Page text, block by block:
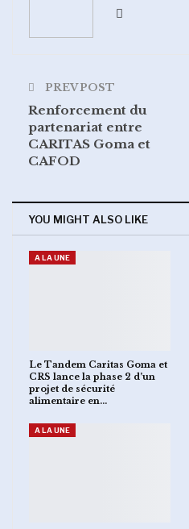
PREV POST
Renforcement du
partenariat entre
CARITAS Goma et
CAFOD
YOU MIGHT ALSO LIKE
A LA UNE
Le Tandem Caritas Goma et
CRS lance la phase 2 d’un
projet de sécurité
alimentaire en…
A LA UNE